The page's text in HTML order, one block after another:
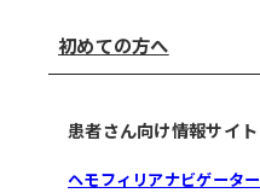
初めての方へ
患者さん向け情報サイト
ヘモフィリアナビゲーター